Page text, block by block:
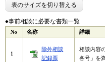
表のサイズを切り替える
●事前相談に必要な書類一覧
No 名称 詳細
1
除外相談
記録票
相談内容
各号」を